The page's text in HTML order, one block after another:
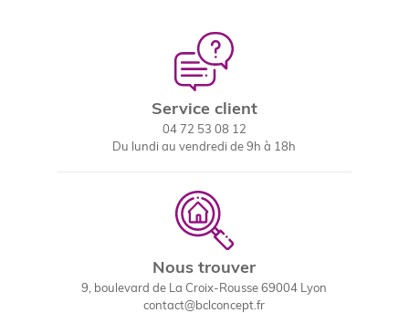
Service client
04 72 53 08 12
Du lundi au vendredi de 9h à 18h
Nous trouver
9, boulevard de La Croix-Rousse 69004 Lyon
contact@bclconcept.fr